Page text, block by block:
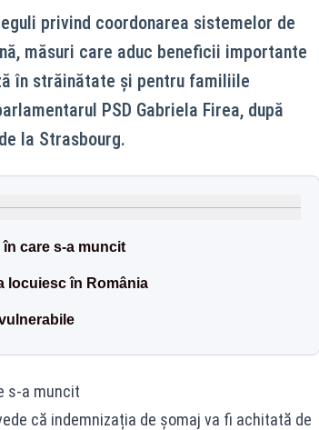
privind coordonarea sistemelor de
măsuri care aduc beneficii importante
în străinătate și pentru familiile
PSD Gabriela Firea, după
la Strasbourg.
care s-a muncit
locuiesc în România
s-a muncit
că indemnizația de șomaj va fi achitată de